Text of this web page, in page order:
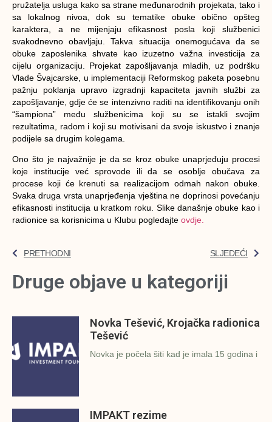
pružatelja usluga kako sa strane međunarodnih projekata, tako i
sa lokalnog nivoa, dok su tematike obuke obično opšteg
karaktera, a ne mijenjaju efikasnost posla koji službenici
svakodnevno obavljaju. Takva situacija onemogućava da se
obuke zaposlenika shvate kao izuzetno važna investicija za
cijelu organizaciju. Projekat zapošljavanja mladih, uz podršku
Vlade Švajcarske, u implementaciji Reformskog paketa posebnu
pažnju poklanja upravo izgradnji kapaciteta javnih službi za
zapošljavanje, gdje će se intenzivno raditi na identifikovanju onih
“šampiona” među službenicima koji su se istakli svojim
rezultatima, radom i koji su motivisani da svoje iskustvo i znanje
podijele sa drugim kolegama.
Ono što je najvažnije je da se kroz obuke unaprjeđuju procesi
koje institucije već sprovode ili da se osoblje obučava za
procese koji će krenuti sa realizacijom odmah nakon obuke.
Svaka druga vrsta unaprjeđenja vještina ne doprinosi povećanju
efikasnosti institucija u kratkom roku. Slike današnje obuke kao i
radionice sa korisnicima u Klubu pogledajte ovdje.
PRETHODNI SLJEDEĆI
Druge objave u kategoriji
Novka Tešević, Krojačka radionica
Tešević
Novka je počela šiti kad je imala 15 godina i
IMPAKT rezime